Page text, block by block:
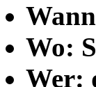
Wo:
Wer: